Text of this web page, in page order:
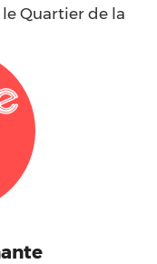
Quartier de la